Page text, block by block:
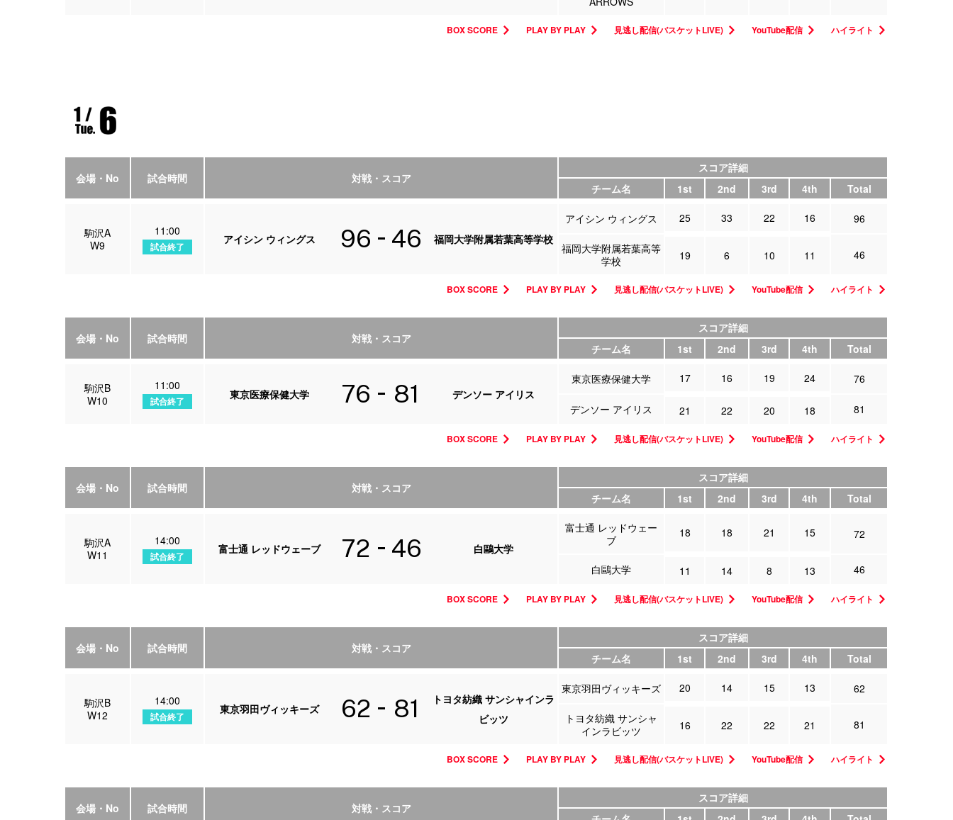
BOX SCORE PLAY BY PLAY 見逃し配信(バスケットLIVE) YouTube配信 ハイライト
会場・No 試合時間 対戦・スコア
スコア詳細
チーム名
1st 2nd 3rd 4th Total
駒沢A
W9
11:00
試合終了
アイシン ウィングス 96 46 福岡大学附属若葉高等学校
アイシン ウィングス 25 33 22 16 96
福岡大学附属若葉高等
学校
19 6 10 11 46
BOX SCORE PLAY BY PLAY 見逃し配信(バスケットLIVE) YouTube配信 ハイライト
会場・No 試合時間 対戦・スコア
スコア詳細
チーム名
1st 2nd 3rd 4th Total
駒沢B
W10
11:00
試合終了 東京医療保健大学 76 81 デンソー アイリス
東京医療保健大学 17 16 19 24 76
デンソー アイリス 21 22 20 18 81
BOX SCORE PLAY BY PLAY 見逃し配信(バスケットLIVE) YouTube配信 ハイライト
会場・No 試合時間 対戦・スコア
スコア詳細
チーム名
1st 2nd 3rd 4th Total
駒沢A
W11
14:00
試合終了
富士通 レッドウェーブ 72 46 白鷗大学
富士通 レッドウェー
ブ
18 18 21 15 72
白鷗大学 11 14 8 13 46
BOX SCORE PLAY BY PLAY 見逃し配信(バスケットLIVE) YouTube配信 ハイライト
会場・No 試合時間 対戦・スコア
スコア詳細
チーム名
1st 2nd 3rd 4th Total
駒沢B
W12
14:00
試合終了
東京羽田ヴィッキーズ 62 81
トヨタ紡織 サンシャインラ
ビッツ
東京羽田ヴィッキーズ 20 14 15 13 62
トヨタ紡織 サンシャ
インラビッツ
16 22 22 21 81
BOX SCORE PLAY BY PLAY 見逃し配信(バスケットLIVE) YouTube配信 ハイライト
会場・No 試合時間 対戦・スコア
スコア詳細